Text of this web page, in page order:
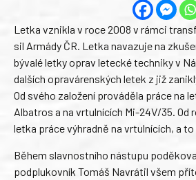
Letka vznikla v roce 2008 v rámci
sil Armády ČR. Letka navazuje na
bývalé letky oprav letecké techniky v
dalších opravárenských letek z již
Od svého založení prováděla práce na
Albatros a na vrtulnících Mi-24V/35. Od
letka práce výhradně na vrtulnících, a to
Během slavnostního nástupu
podplukovník Tomáš Navrátil všem